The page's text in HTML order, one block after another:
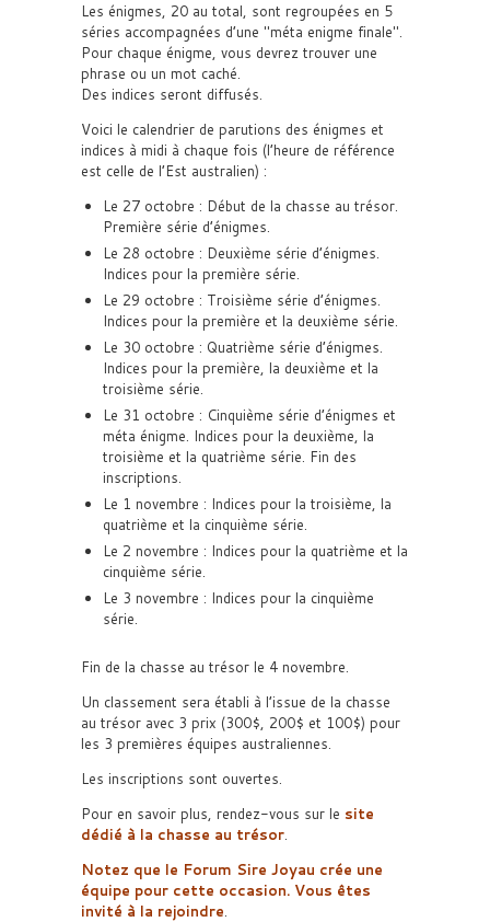
Les énigmes, 20 au total, sont regroupées en 5
séries accompagnées d’une
méta enigme finale .
Pour chaque énigme, vous devrez trouver une
phrase ou un mot caché.
Des indices seront diffusés.
Voici le calendrier de parutions des énigmes et
indices à midi à chaque fois (l’heure de référence
est celle de l’Est australien) :
Le 27 octobre : Début de la chasse au trésor.
Première série d’énigmes.
Le 28 octobre : Deuxième série d’énigmes.
Indices pour la première série.
Le 29 octobre : Troisième série d’énigmes.
Indices pour la première et la deuxième série.
Le 30 octobre : Quatrième série d’énigmes.
Indices pour la première, la deuxième et la
troisième série.
Le 31 octobre : Cinquième série d’énigmes et
méta énigme. Indices pour la deuxième, la
troisième et la quatrième série. Fin des
inscriptions.
Le 1 novembre : Indices pour la troisième, la
quatrième et la cinquième série.
Le 2 novembre : Indices pour la quatrième et la
cinquième série.
Le 3 novembre : Indices pour la cinquième
série.
Fin de la chasse au trésor le 4 novembre.
Un classement sera établi à l’issue de la chasse
au trésor avec 3 prix (300$, 200$ et 100$) pour
les 3 premières équipes australiennes.
Les inscriptions sont ouvertes.
Pour en savoir plus, rendez-vous sur le site
dédié à la chasse au trésor.
Notez que le Forum Sire Joyau crée une
équipe pour cette occasion. Vous êtes
invité à la rejoindre.